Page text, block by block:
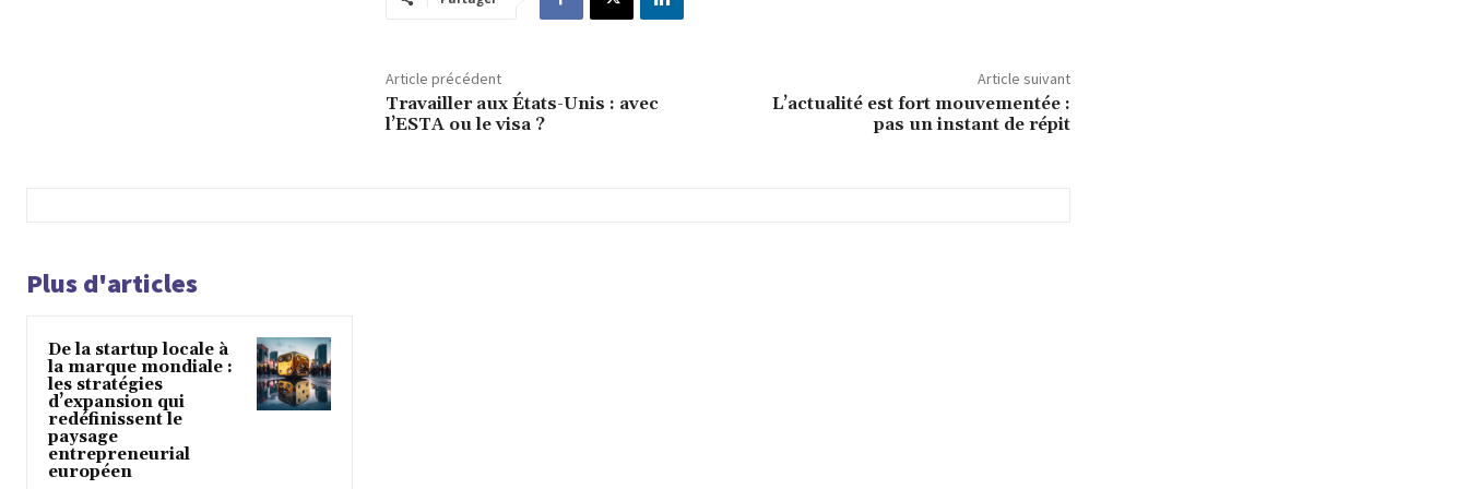
Article précédent
Travailler aux États-Unis : avec
l’ESTA ou le visa ?
Article suivant
L’actualité est fort mouvementée :
pas un instant de répit
Plus d'articles
De la startup locale à
la marque mondiale :
les stratégies
d’expansion qui
redéfinissent le
paysage
entrepreneurial
européen